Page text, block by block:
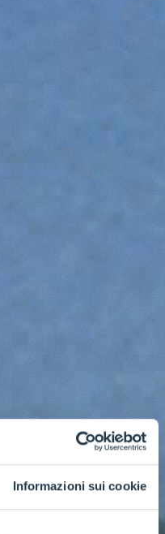
Informazioni sui cookie